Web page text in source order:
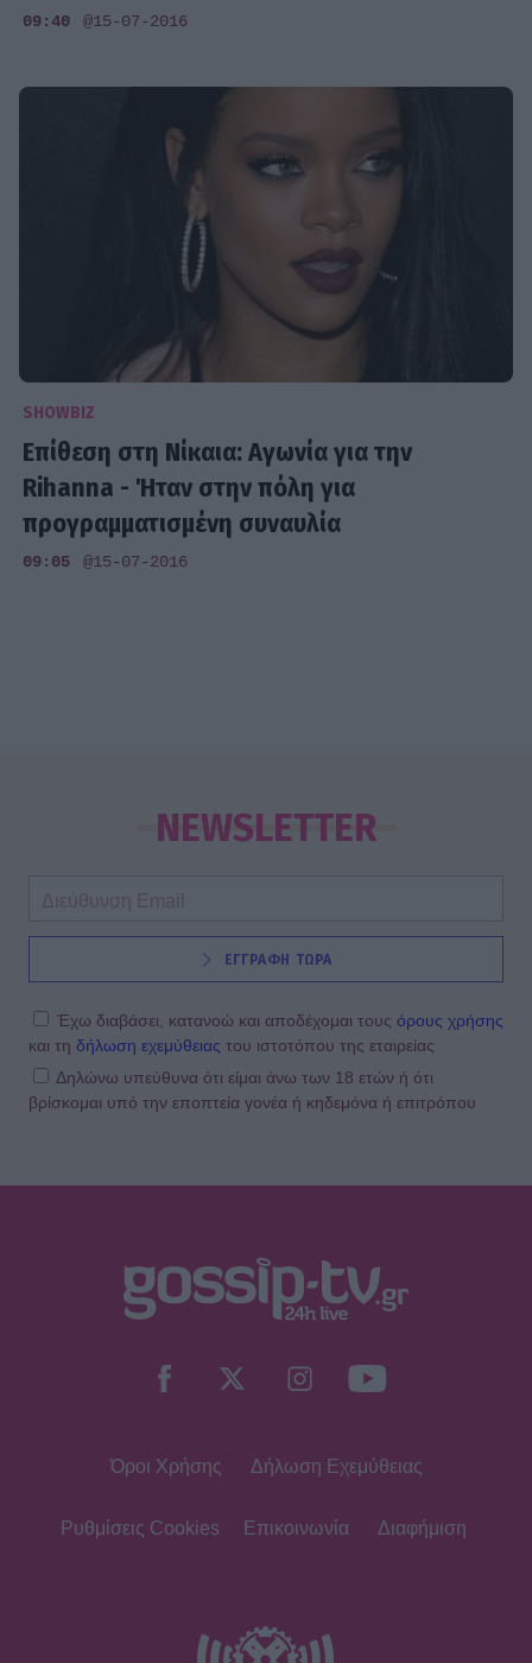
09:40 @15-07-2016
SHOWBIZ
Επίθεση στη Νίκαια: Αγωνία για την
Rihanna - Ήταν στην πόλη για
προγραμματισμένη συναυλία
09:05 @15-07-2016
NEWSLETTER
ΕΓΓΡΑΦΗ ΤΩΡΑ
Έχω διαβάσει, κατανοώ και αποδέχομαι τους όρους χρήσης
και τη δήλωση εχεμύθειας του ιστοτόπου της εταιρείας
Δηλώνω υπεύθυνα ότι είμαι άνω των 18 ετών ή ότι
βρίσκομαι υπό την εποπτεία γονέα ή κηδεμόνα ή επιτρόπου
Όροι Χρήσης Δήλωση Εχεμύθειας
Ρυθμίσεις Cookies Επικοινωνία Διαφήμιση